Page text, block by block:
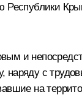
и
наряду с
на